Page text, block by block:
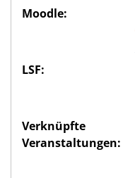
Moodle:
LSF:
Verknüpfte
Veranstaltungen: